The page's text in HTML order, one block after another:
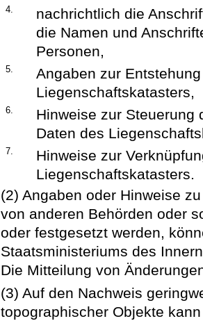
4.
nachrichtlich die
die Namen und
Personen,
5.
Angaben zur
Liegenschaftskatasters,
6.
Hinweise zur Steuerung
Daten des
7.
Hinweise zur
Liegenschaftskatasters.
(2) Angaben oder Hinweise
von anderen Behörden oder
oder festgesetzt werden,
Staatsministeriums des
Die Mitteilung von
(3) Auf den Nachweis
topographischer Objekte